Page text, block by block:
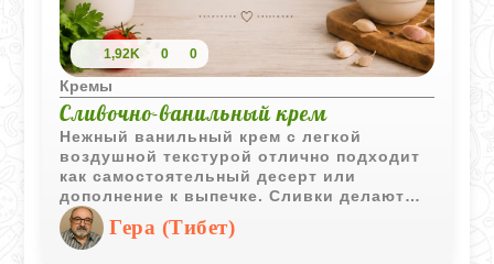
1,92K 0 0
Кремы
Сливочно-ванильный крем
Нежный ванильный крем с легкой
воздушной текстурой отлично подходит
как самостоятельный десерт или
дополнение к выпечке. Сливки делают
вкус мягким и бархатистым, а ваниль
придает приятный теплый аромат.
Гера (Тибет)